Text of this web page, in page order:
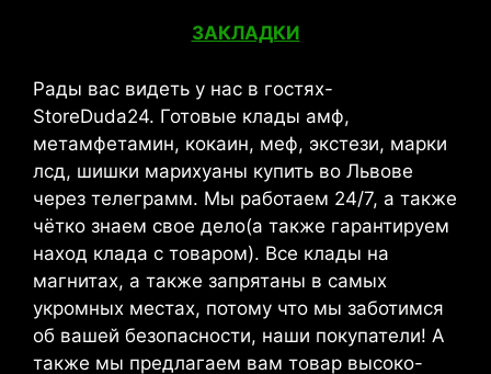
ЗАКЛАДКИ
Рады вас видеть у нас в гостях-
StoreDuda24. Готовые клады амф,
метамфетамин, кокаин, меф, экстези, марки
лсд, шишки марихуаны купить во Львове
через телеграмм. Мы работаем 24/7, а также
чётко знаем свое дело(а также гарантируем
наход клада с товаром). Все клады на
магнитах, а также запрятаны в самых
укромных местах, потому что мы заботимся
об вашей безопасности, наши покупатели! А
также мы предлагаем вам товар высоко-